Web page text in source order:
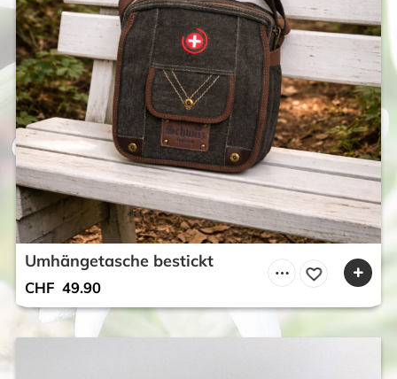
Umhängetasche bestickt
CHF 49.90